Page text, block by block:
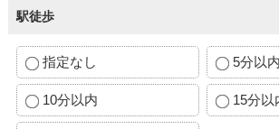
駅徒歩
指定なし 5分以内
10分以内 15分以